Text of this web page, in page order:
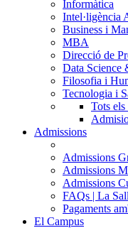
Informàtica
Intel·ligència
Business i
MBA
Direcció de
Data Science
Filosofia i
Tecnologia i
Tots els
Admissions
Admissions
Admissions
Admissions
FAQs | La
Pagaments
El Campus